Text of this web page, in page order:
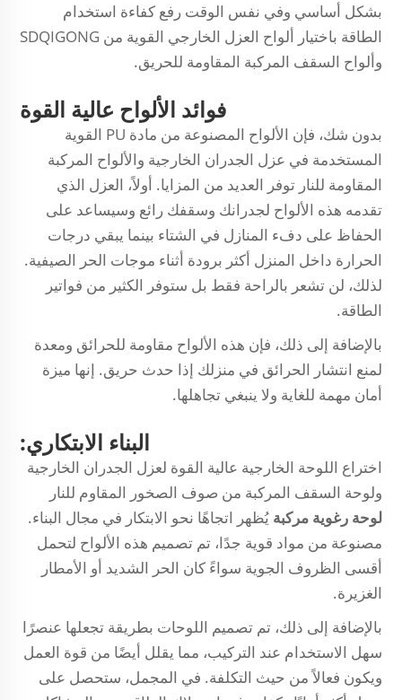
بشكل أساسي وفي نفس الوقت رفع كفاءة استخدام
الطاقة باختيار ألواح العزل الخارجي القوية من SDQIGONG
وألواح السقف المركبة المقاومة للحريق.
فوائد الألواح عالية القوة
بدون شك، فإن الألواح المصنوعة من مادة PU القوية
المستخدمة في عزل الجدران الخارجية والألواح المركبة
المقاومة للنار توفر العديد من المزايا. أولاً، العزل الذي
تقدمه هذه الألواح لجدرانك وسقفك رائع وسيساعد على
الحفاظ على دفء المنازل في الشتاء بينما يبقي درجات
الحرارة داخل المنزل أكثر برودة أثناء موجات الحر الصيفية.
لذلك، لن تشعر بالراحة فقط بل ستوفر الكثير من فواتير
الطاقة.
بالإضافة إلى ذلك، فإن هذه الألواح مقاومة للحرائق ومعدة
لمنع انتشار الحرائق في منزلك إذا حدث حريق. إنها ميزة
أمان مهمة للغاية ولا ينبغي تجاهلها.
البناء الابتكاري:
اختراع اللوحة الخارجية عالية القوة لعزل الجدران الخارجية
ولوحة السقف المركبة من صوف الصخور المقاوم للنار
لوحة رغوية مركبة يُظهر اتجاهًا نحو الابتكار في مجال البناء.
مصنوعة من مواد قوية جدًا، تم تصميم هذه الألواح لتحمل
أقسى الظروف الجوية سواءً كان الحر الشديد أو الأمطار
الغزيرة.
بالإضافة إلى ذلك، تم تصميم اللوحات بطريقة تجعلها عنصرًا
سهل الاستخدام عند التركيب، مما يقلل أيضًا من قوة العمل
ويكون فعالاً من حيث التكلفة. في المجمل، ستحصل على